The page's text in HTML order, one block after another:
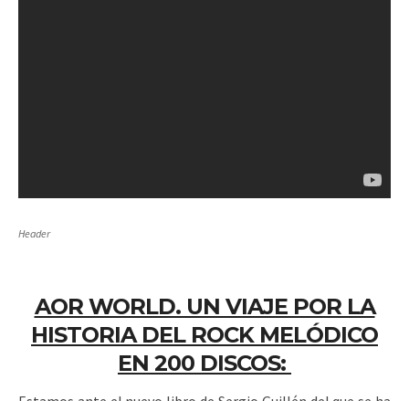
Header
AOR WORLD. UN VIAJE POR LA
HISTORIA DEL ROCK MELÓDICO
EN 200 DISCOS: